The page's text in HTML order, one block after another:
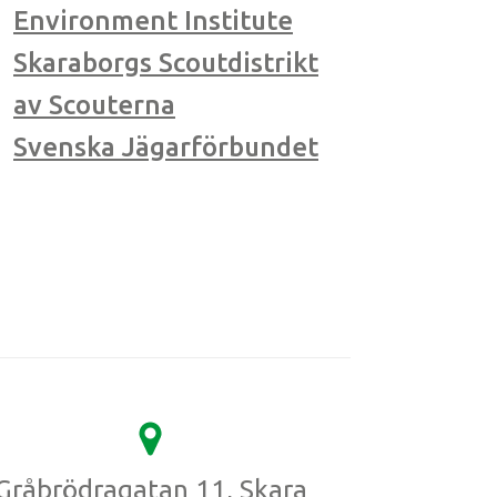
Environment Institute
Skaraborgs Scoutdistrikt
av Scouterna
Svenska Jägarförbundet
11, Skara